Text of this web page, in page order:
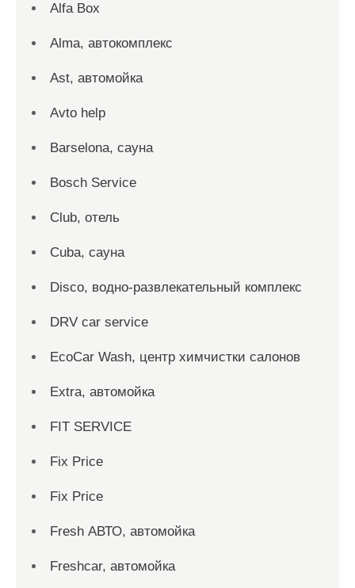
Alfa Box
Alma, автокомплекс
Ast, автомойка
Avto help
Barselona, сауна
Bosch Service
Club, отель
Cuba, сауна
Disco, водно-развлекательный комплекс
DRV car service
EcoCar Wash, центр химчистки салонов
Extra, автомойка
FIT SERVICE
Fix Price
Fix Price
Fresh АВТО, автомойка
Freshcar, автомойка